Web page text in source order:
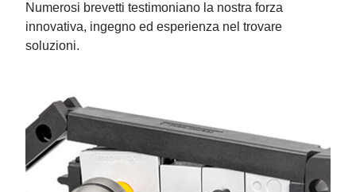
Numerosi brevetti testimoniano la nostra forza
innovativa, ingegno ed esperienza nel trovare
soluzioni.